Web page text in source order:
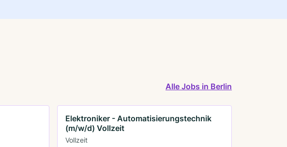
Alle Jobs in Berlin
Elektroniker - Automatisierungstechnik
(m/w/d) Vollzeit
Vollzeit